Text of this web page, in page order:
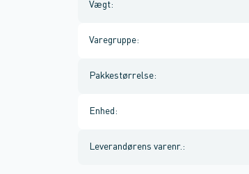
Vægt:
Varegruppe:
Pakkestørrelse:
Enhed :
Leverandørens varenr. :